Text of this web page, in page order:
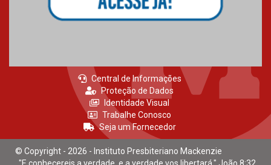
Central de Informações
Proteção de Dados
Identidade Visual
Trabalhe Conosco
Seja um Fornecedor
© Copyright - 2026 - Instituto Presbiteriano Mackenzie